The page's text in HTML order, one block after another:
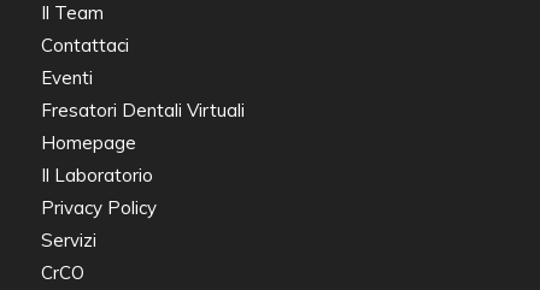
Il Team
Contattaci
Eventi
Fresatori Dentali Virtuali
Homepage
Il Laboratorio
Privacy Policy
Servizi
CrCO